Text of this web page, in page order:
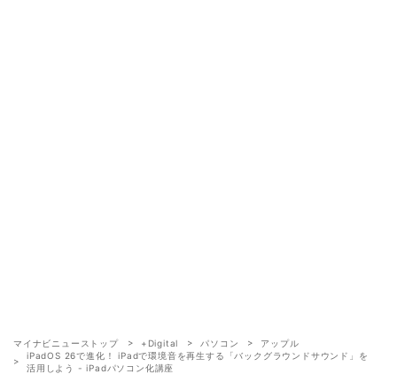
マイナビニューストップ +Digital パソコン
アップル
iPadOS 26で進化！ iPadで環境音を再生する「バックグラウンドサウンド」を
活用しよう - iPadパソコン化講座